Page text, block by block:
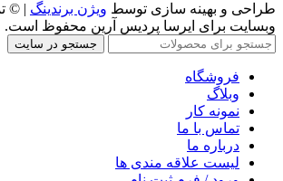
طراحی و بهینه سازی توسط ویژن برندینگ | ©
وبسایت برای ایرسا پردیس آرین محفوظ است.
جستجو در سایت
فروشگاه
وبلاگ
نمونه کار
تماس با ما
درباره ما
لیست علاقه مندی ها